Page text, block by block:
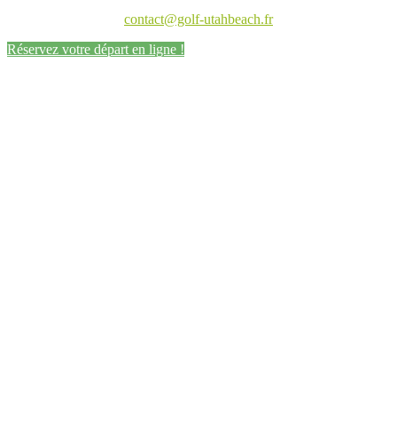
contact@golf-utahbeach.fr
Réservez votre départ en ligne !